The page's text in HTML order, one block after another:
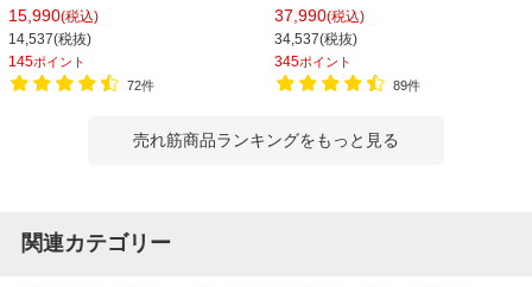
高さ710mm ベルセア
15,990(税込)
14,537(税抜)
145ポイント
72件
高さ690×座高400mm 背つき レザー
37,990(税込)
34,537(税抜)
345ポイント
89件
売れ筋商品ランキングをもっと見る
関連カテゴリー